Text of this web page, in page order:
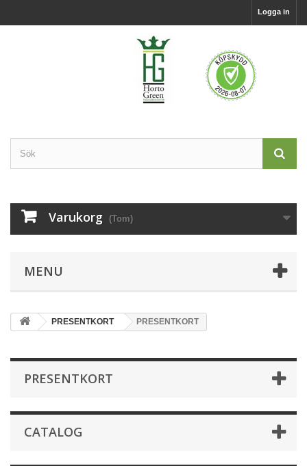
Logga in
Varukorg (Tom)
MENU
PRESENTKORT PRESENTKORT
PRESENTKORT
CATALOG